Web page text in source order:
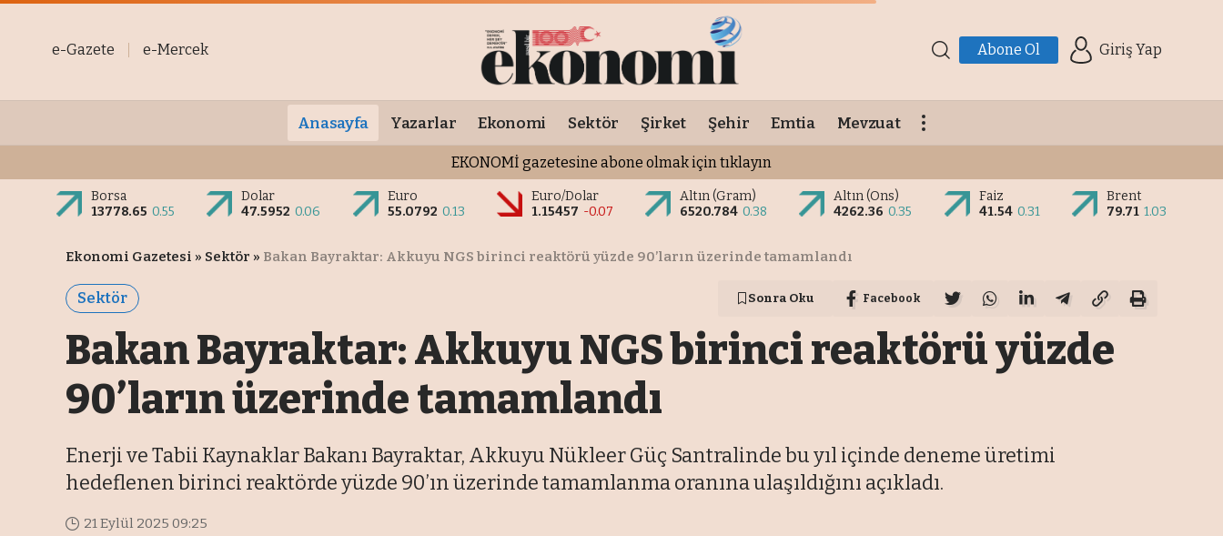
e-Gazete e-Mercek Abone Ol Giriş Yap
Anasayfa Yazarlar Ekonomi Sektör Şirket Şehir Emtia Mevzuat
EKONOMİ gazetesine abone olmak için tıklayın
Borsa
13778.65 0.55
Dolar
47.5952 0.06
Euro
55.0792 0.13
Euro/Dolar
1.15457 -0.07
Altın (Gram)
6520.784 0.38
Altın (Ons)
4262.36 0.35
Faiz
41.54 0.31
Brent
79.71 1.03
Ekonomi Gazetesi » Sektör » Bakan Bayraktar: Akkuyu NGS birinci reaktörü yüzde 90’ların üzerinde tamamlandı
Sektör Sonra Oku Facebook
Bakan Bayraktar: Akkuyu NGS birinci reaktörü yüzde
90’ların üzerinde tamamlandı
Enerji ve Tabii Kaynaklar Bakanı Bayraktar, Akkuyu Nükleer Güç Santralinde bu yıl içinde deneme üretimi
hedeflenen birinci reaktörde yüzde 90’ın üzerinde tamamlanma oranına ulaşıldığını açıkladı.
21 Eylül 2025 09:25